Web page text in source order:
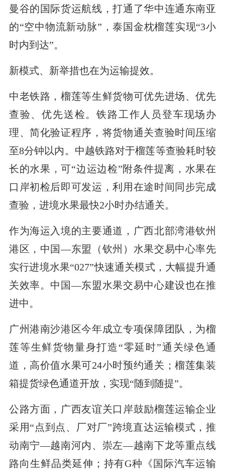
曼谷的国际货运航线，打通了华中连通东南亚
的“空中物流新动脉”，泰国金枕榴莲实现“3小
时内到达”。
新模式、新举措也在为运输提效。
中老铁路，榴莲等生鲜货物可优先进场、优先
查验、优先送检。铁路工作人员登车现场办
理、简化验证程序，将货物通关查验时间压缩
至8分钟以内。中越铁路对于榴莲等查验耗时较
长的水果，可“边运边检”附条件提离，水果在
口岸初检后即可发运，利用在途时间同步完成
查验，进境水果最快2小时办结通关。
作为海运入境的主要通道，广西北部湾港钦州
港区，中国—东盟（钦州）水果交易中心率先
实行进境水果“027”快速通关模式，大幅提升通
关效率。中国—东盟水果交易中心建设也在推
进中。
广州港南沙港区今年成立专项保障团队，为榴
莲等生鲜货物量身打造“零延时”通关绿色通
道，高价值水果可24小时预约通关；榴莲集装
箱提货绿色通道开放，实现“随到随提”。
公路方面，广西友谊关口岸鼓励榴莲运输企业
采用“点到点、厂对厂”跨境直达运输模式，推
动南宁—越南河内、崇左—越南下龙等重点线
路向生鲜品类延伸；持有G种《国际汽车运输